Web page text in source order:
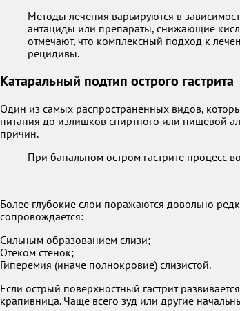
Методы лечения варьируются в
антациды или препараты, снижающие
отмечают, что комплексный подход к
рецидивы.
Катаральный подтип острого гастрита
Один из самых распространенных видов,
питания до излишков спиртного или пищевой
причин.
При банальном остром гастрите процесс
Более глубокие слои поражаются довольно
сопровождается:
Сильным образованием слизи;
Отеком стенок;
Гиперемия (иначе полнокровие) слизистой.
Если острый поверхностный гастрит
крапивница. Чаще всего зуд или другие